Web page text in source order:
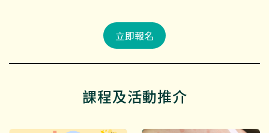
立即報名
課程及活動推介